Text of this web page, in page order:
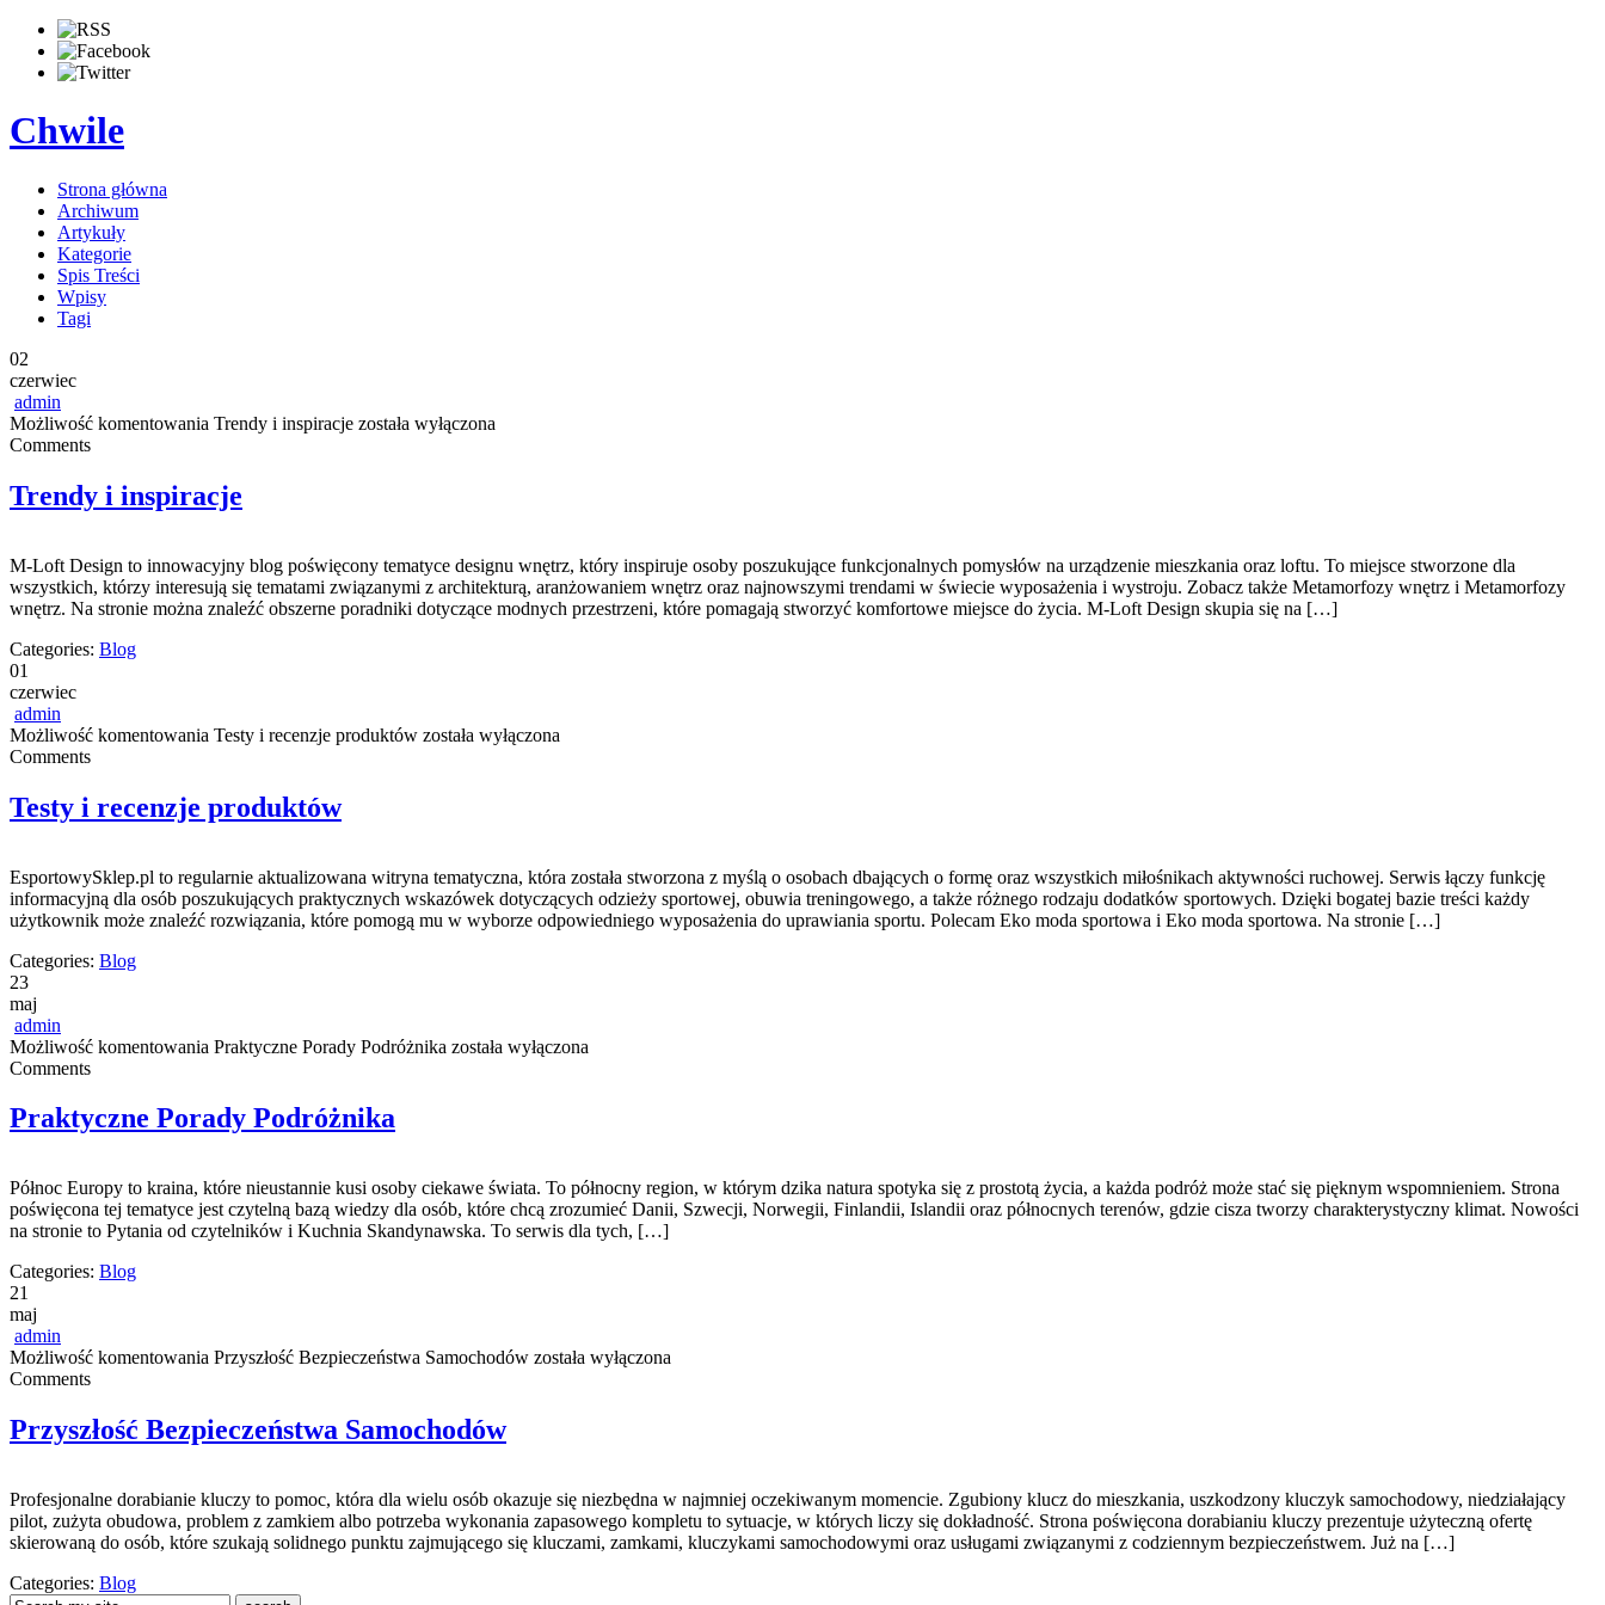
Chwile
Strona główna
Archiwum
Artykuły
Kategorie
Spis Treści
Wpisy
Tagi
02
czerwiec
admin
Możliwość komentowania Trendy i inspiracje została wyłączona
Comments
Trendy i inspiracje
M-Loft Design to innowacyjny blog poświęcony tematyce designu wnętrz, który inspiruje osoby poszukujące funkcjonalnych pomysłów na urządzenie mieszkania oraz loftu. To miejsce stworzone dla
wszystkich, którzy interesują się tematami związanymi z architekturą, aranżowaniem wnętrz oraz najnowszymi trendami w świecie wyposażenia i wystroju. Zobacz także Metamorfozy wnętrz i Metamorfozy
wnętrz. Na stronie można znaleźć obszerne poradniki dotyczące modnych przestrzeni, które pomagają stworzyć komfortowe miejsce do życia. M-Loft Design skupia się na […]
Categories: Blog
01
czerwiec
admin
Możliwość komentowania Testy i recenzje produktów została wyłączona
Comments
Testy i recenzje produktów
EsportowySklep.pl to regularnie aktualizowana witryna tematyczna, która została stworzona z myślą o osobach dbających o formę oraz wszystkich miłośnikach aktywności ruchowej. Serwis łączy funkcję
informacyjną dla osób poszukujących praktycznych wskazówek dotyczących odzieży sportowej, obuwia treningowego, a także różnego rodzaju dodatków sportowych. Dzięki bogatej bazie treści każdy
użytkownik może znaleźć rozwiązania, które pomogą mu w wyborze odpowiedniego wyposażenia do uprawiania sportu. Polecam Eko moda sportowa i Eko moda sportowa. Na stronie […]
Categories: Blog
23
maj
admin
Możliwość komentowania Praktyczne Porady Podróżnika została wyłączona
Comments
Praktyczne Porady Podróżnika
Północ Europy to kraina, które nieustannie kusi osoby ciekawe świata. To północny region, w którym dzika natura spotyka się z prostotą życia, a każda podróż może stać się pięknym wspomnieniem. Strona
poświęcona tej tematyce jest czytelną bazą wiedzy dla osób, które chcą zrozumieć Danii, Szwecji, Norwegii, Finlandii, Islandii oraz północnych terenów, gdzie cisza tworzy charakterystyczny klimat. Nowości
na stronie to Pytania od czytelników i Kuchnia Skandynawska. To serwis dla tych, […]
Categories: Blog
21
maj
admin
Możliwość komentowania Przyszłość Bezpieczeństwa Samochodów została wyłączona
Comments
Przyszłość Bezpieczeństwa Samochodów
Profesjonalne dorabianie kluczy to pomoc, która dla wielu osób okazuje się niezbędna w najmniej oczekiwanym momencie. Zgubiony klucz do mieszkania, uszkodzony kluczyk samochodowy, niedziałający
pilot, zużyta obudowa, problem z zamkiem albo potrzeba wykonania zapasowego kompletu to sytuacje, w których liczy się dokładność. Strona poświęcona dorabianiu kluczy prezentuje użyteczną ofertę
skierowaną do osób, które szukają solidnego punktu zajmującego się kluczami, zamkami, kluczykami samochodowymi oraz usługami związanymi z codziennym bezpieczeństwem. Już na […]
Categories: Blog